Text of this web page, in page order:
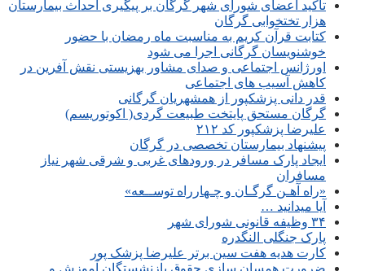
تاکید اعضای شورای شهر گرگان بر پیگیری احداث بیمارستان
هزار تختخوابی گرگان
کتابت قرآن کریم به مناسبت ماه رمضان با حضور
خوشنویسان گرگانی اجرا می شود
اورژانس اجتماعی و صدای مشاور بهزیستی نقش آفرین در
کاهش آسیب های اجتماعی
قدر دانی پزشکپور از همشهریان گرگانی
گرگان مستحق پایتخت طبیعت گردی( اکوتوریسم)
علیرضا پزشکپور کد ۲۱۲
پیشنهاد بیمارستان تخصصی در گرگان
ایجاد پارک مسافر در ورودهای غربی و شرقی شهر نیاز
مسافران
«راه آهـن گرگـان و چـهارراه توســعه»
آیا میدانید …
۳۴ وظیفه قانونی شورای شهر
پارک جنگلی النگدره
کارت هدیه هفت سین برتر علیرضا پزشک پور